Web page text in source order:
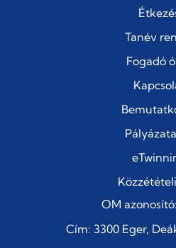
Tanév
Fogadó
OM
Cím: 3300 Eger,